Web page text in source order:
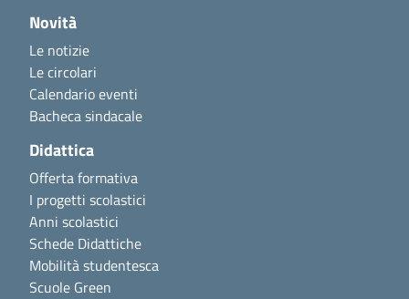
Novità
Le notizie
Le circolari
Calendario eventi
Bacheca sindacale
Didattica
Offerta formativa
I progetti scolastici
Anni scolastici
Schede Didattiche
Mobilità studentesca
Scuole Green